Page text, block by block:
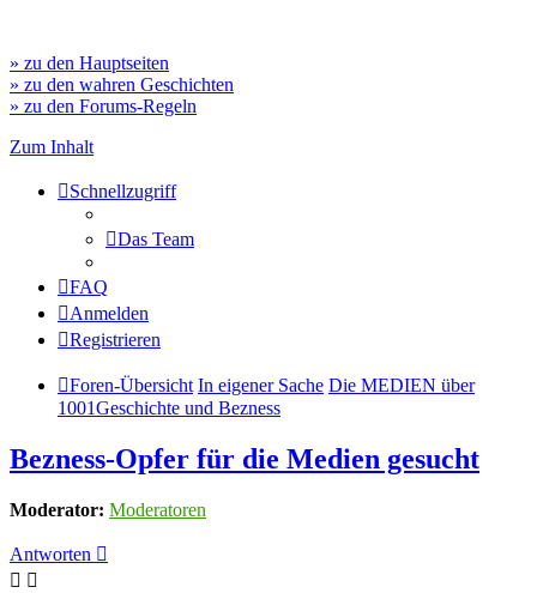
» zu den Hauptseiten
» zu den wahren Geschichten
» zu den Forums-Regeln
Zum Inhalt
Schnellzugriff
Das Team
FAQ
Anmelden
Registrieren
Foren-Übersicht In eigener Sache Die MEDIEN über
1001Geschichte und Bezness
Bezness-Opfer für die Medien gesucht
Moderator: Moderatoren
Antworten